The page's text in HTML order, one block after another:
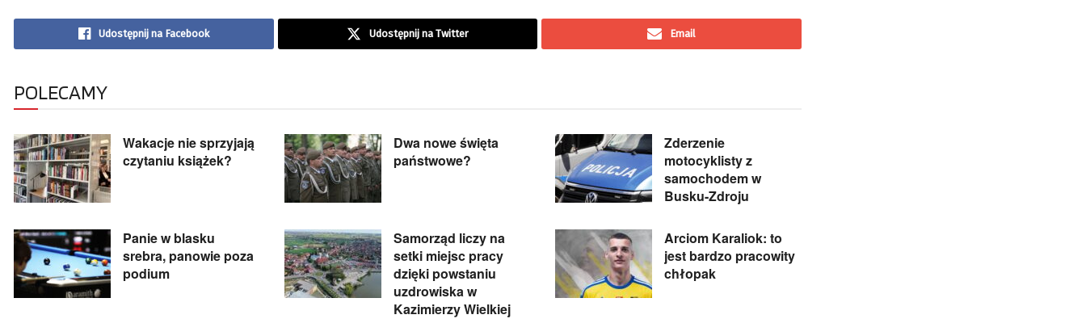
Udostępnij na Facebook Udostępnij na Twitter Email
POLECAMY
Wakacje nie sprzyjają
czytaniu książek?
Dwa nowe święta
państwowe?
Zderzenie
motocyklisty z
samochodem w
Busku-Zdroju
Panie w blasku
srebra, panowie poza
podium
Samorząd liczy na
setki miejsc pracy
dzięki powstaniu
uzdrowiska w
Kazimierzy Wielkiej
Arciom Karaliok: to
jest bardzo pracowity
chłopak